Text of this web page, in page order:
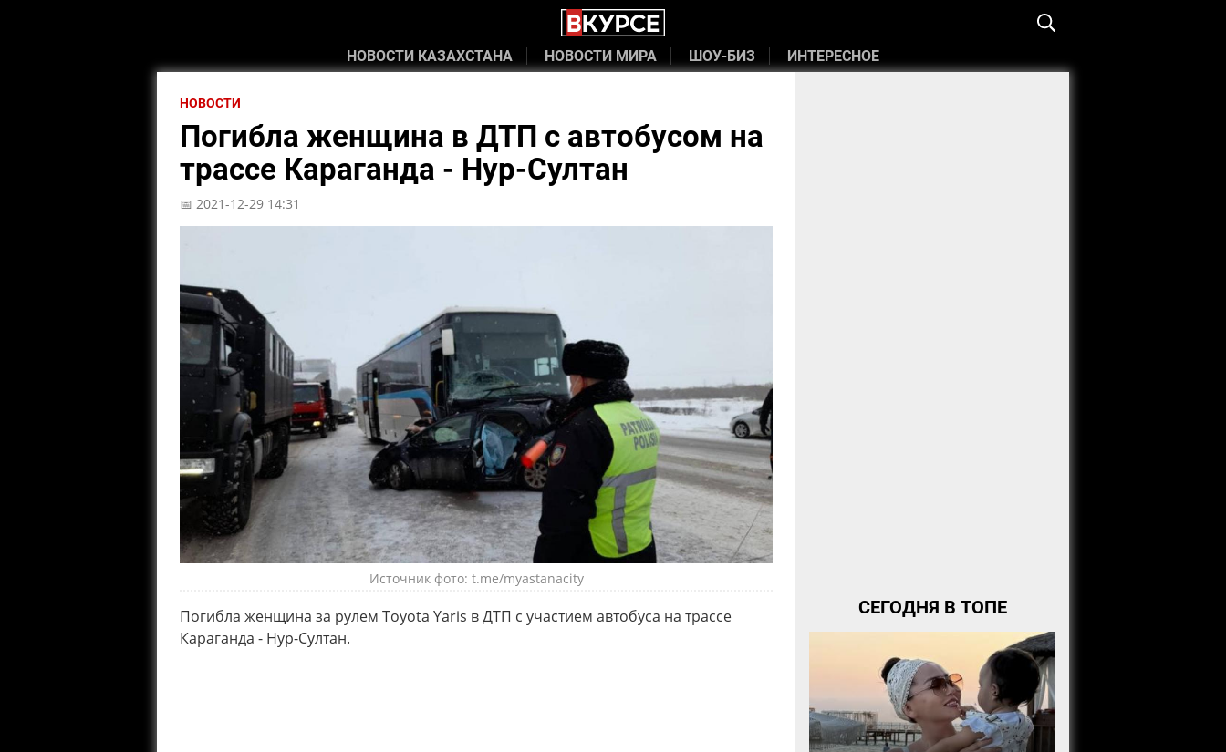
НОВОСТИ КАЗАХСТАНА НОВОСТИ МИРА ШОУ-БИЗ ИНТЕРЕСНОЕ
НОВОСТИ
Погибла женщина в ДТП с автобусом на
трассе Караганда - Нур-Султан
📅 2021-12-29 14:31
Источник фото: t.me/myastanacity
Погибла женщина за рулем Toyota Yaris в ДТП с участием автобуса на трассе
Караганда - Нур-Султан.
СЕГОДНЯ В ТОПЕ